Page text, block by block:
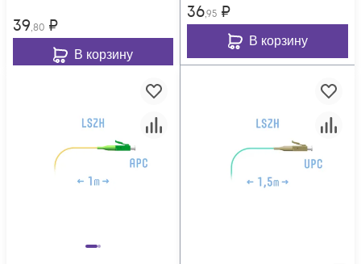
39,80 ₽
В корзину
36,95 ₽
В корзину